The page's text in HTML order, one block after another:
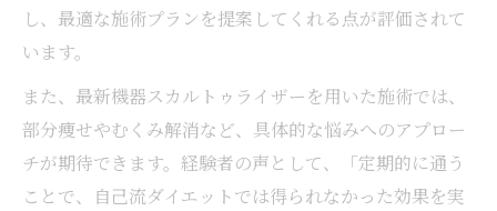
し、最適な施術プランを提案してくれる点が評価されて
います。
また、最新機器スカルトゥライザーを用いた施術では、
部分痩せやむくみ解消など、具体的な悩みへのアプロー
チが期待できます。経験者の声として、「定期的に通う
ことで、自己流ダイエットでは得られなかった効果を実